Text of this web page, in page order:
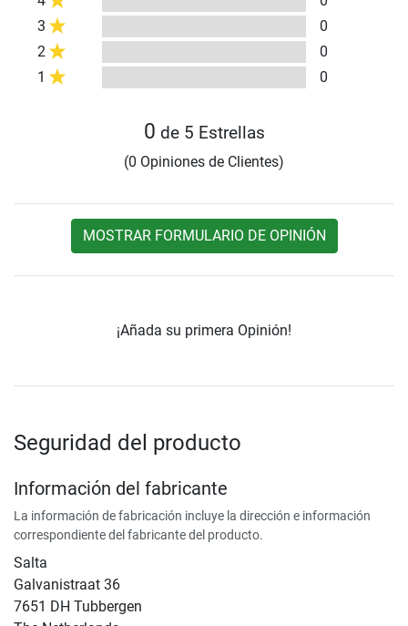
3
0
2
0
1
0
0 de 5 Estrellas
(0 Opiniones de Clientes)
MOSTRAR FORMULARIO DE OPINIÓN
¡Añada su primera Opinión!
Seguridad del producto
Información del fabricante
La información de fabricación incluye la dirección e información
correspondiente del fabricante del producto.
Salta
Galvanistraat 36
7651 DH Tubbergen